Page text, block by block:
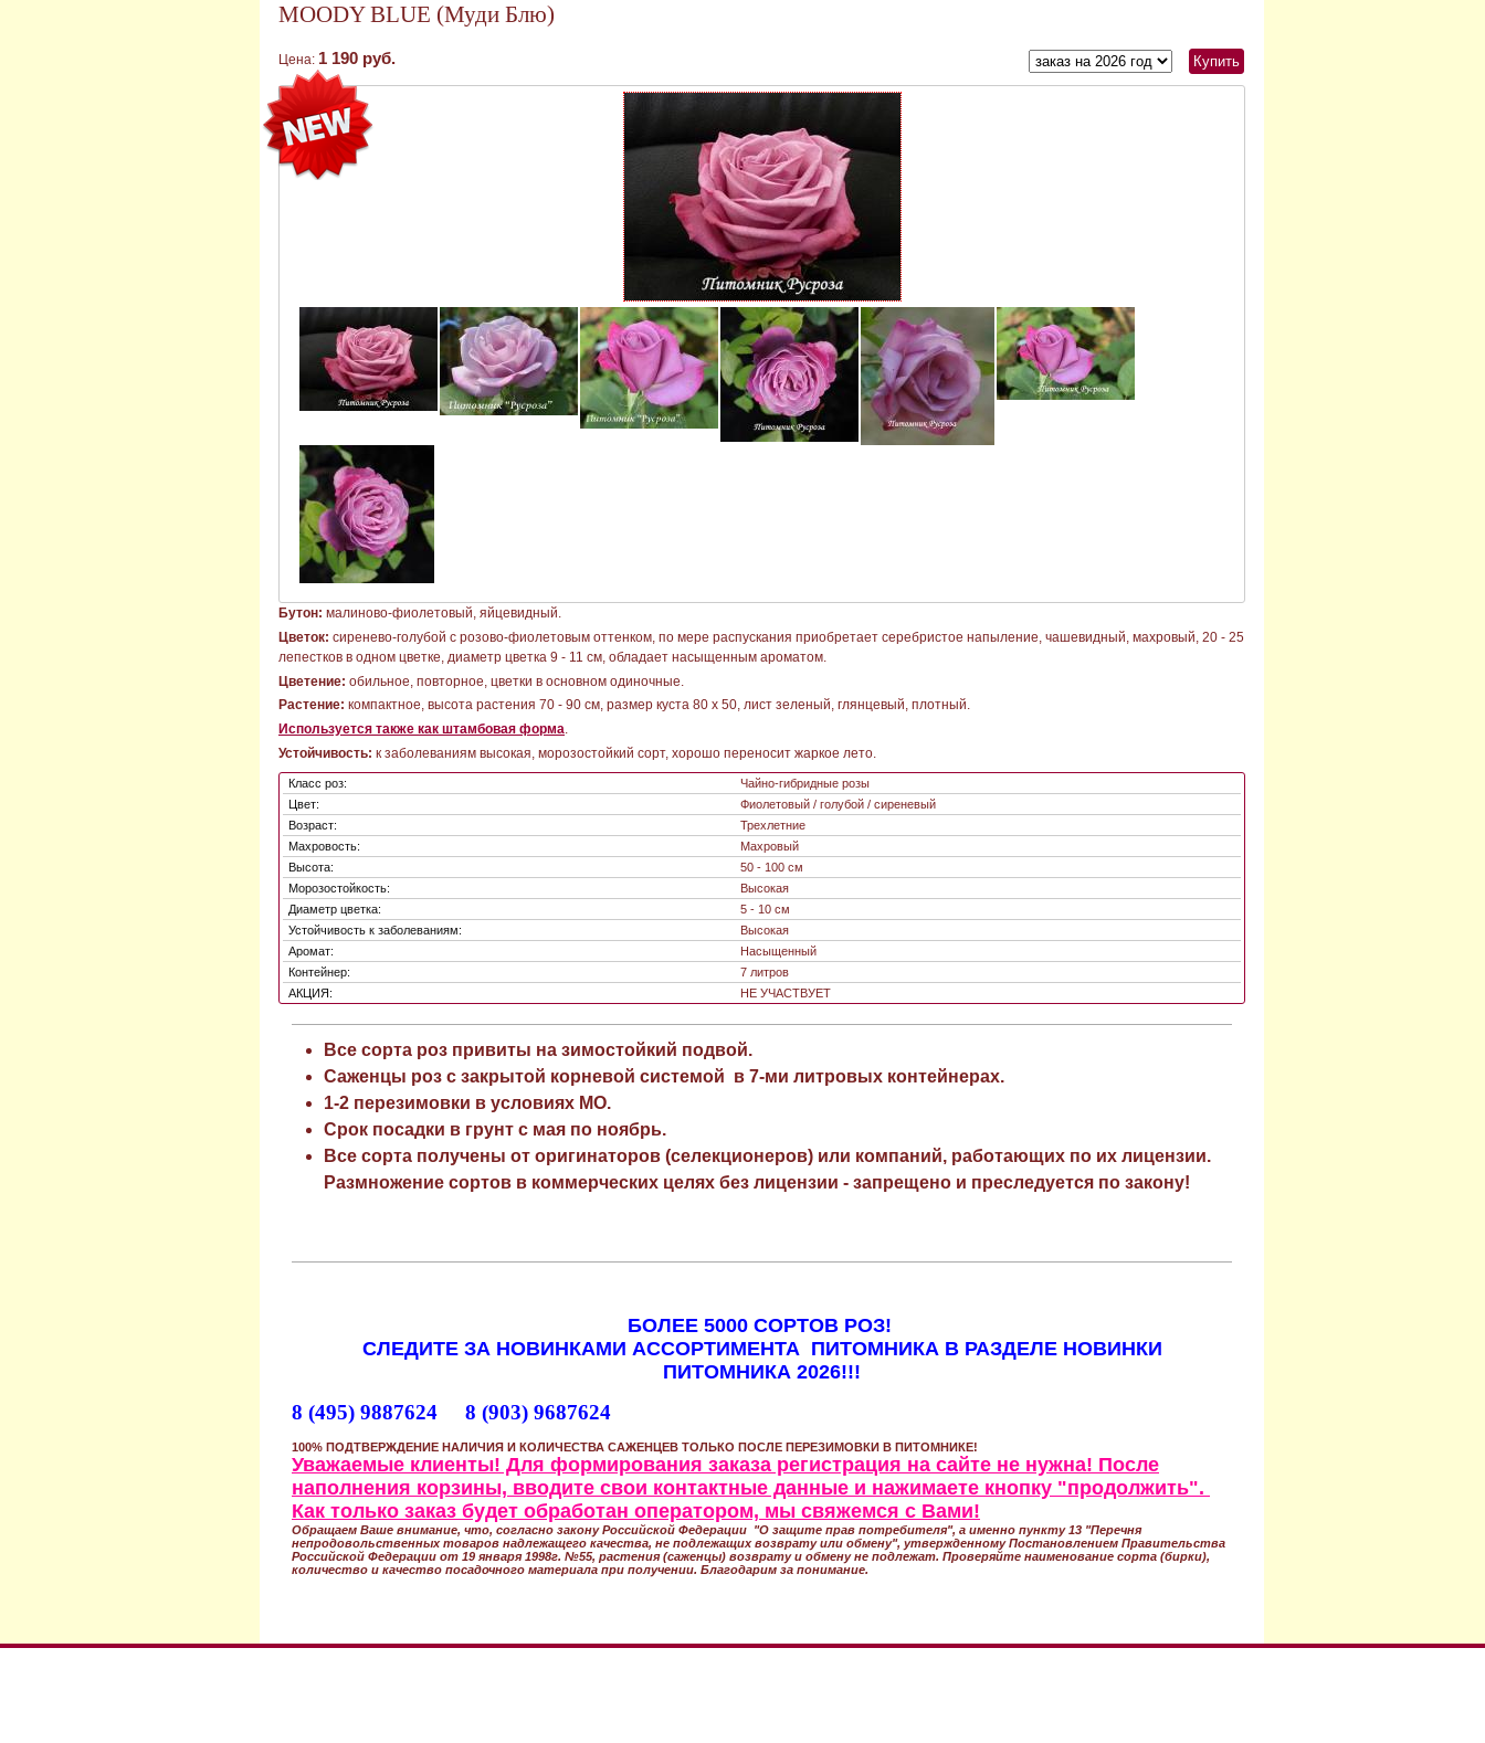
MOODY BLUE (Муди Блю)
Цена: 1 190 руб.
Бутон: малиново-фиолетовый, яйцевидный.
Цветок: сиренево-голубой с розово-фиолетовым оттенком, по мере распускания приобретает серебристое напыление, чашевидный, махровый, 20 - 25
лепестков в одном цветке, диаметр цветка 9 - 11 см, обладает насыщенным ароматом.
Цветение: обильное, повторное, цветки в основном одиночные.
Растение: компактное, высота растения 70 - 90 см, размер куста 80 х 50, лист зеленый, глянцевый, плотный.
Используется также как штамбовая форма.
Устойчивость: к заболеваниям высокая, морозостойкий сорт, хорошо переносит жаркое лето.
Класс роз:
Чайно-гибридные розы
Цвет:
Фиолетовый / голубой / сиреневый
Возраст:
Трехлетние
Махровость:
Махровый
Высота:
50 - 100 см
Морозостойкость:
Высокая
Диаметр цветка:
5 - 10 см
Устойчивость к заболеваниям:
Высокая
Аромат:
Насыщенный
Контейнер:
7 литров
АКЦИЯ:
НЕ УЧАСТВУЕТ
Все сорта роз привиты на зимостойкий подвой.
Саженцы роз с закрытой корневой системой в 7-ми литровых контейнерах.
1-2 перезимовки в условиях МО.
Срок посадки в грунт с мая по ноябрь.
Все сорта получены от оригинаторов (селекционеров) или компаний, работающих по их лицензии.
Размножение сортов в коммерческих целях без лицензии - запрещено и преследуется по закону!
БОЛЕЕ 5000 СОРТОВ РОЗ!
СЛЕДИТЕ ЗА НОВИНКАМИ АССОРТИМЕНТА ПИТОМНИКА В РАЗДЕЛЕ НОВИНКИ
ПИТОМНИКА 2026!!!
8 (495) 9887624 8 (903) 9687624
100% ПОДТВЕРЖДЕНИЕ НАЛИЧИЯ И КОЛИЧЕСТВА САЖЕНЦЕВ ТОЛЬКО ПОСЛЕ ПЕРЕЗИМОВКИ В ПИТОМНИКЕ!
Уважаемые клиенты! Для формирования заказа регистрация на сайте не нужна! После
наполнения корзины, вводите свои контактные данные и нажимаете кнопку "продолжить".
Как только заказ будет обработан оператором, мы свяжемся с Вами!
Обращаем Ваше внимание, что, согласно закону Российской Федерации "О защите прав потребителя", а именно пункту 13 "Перечня
непродовольственных товаров надлежащего качества, не подлежащих возврату или обмену", утвержденному Постановлением Правительства
Российской Федерации от 19 января 1998г. №55, растения (саженцы) возврату и обмену не подлежат. Проверяйте наименование сорта (бирки),
количество и качество посадочного материала при получении. Благодарим за понимание.